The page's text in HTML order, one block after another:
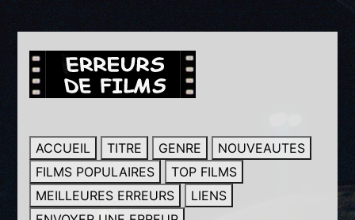
ACCUEIL TITRE GENRE
NOUVEAUTES
FILMS POPULAIRES
TOP FILMS
MEILLEURES ERREURS
LIENS